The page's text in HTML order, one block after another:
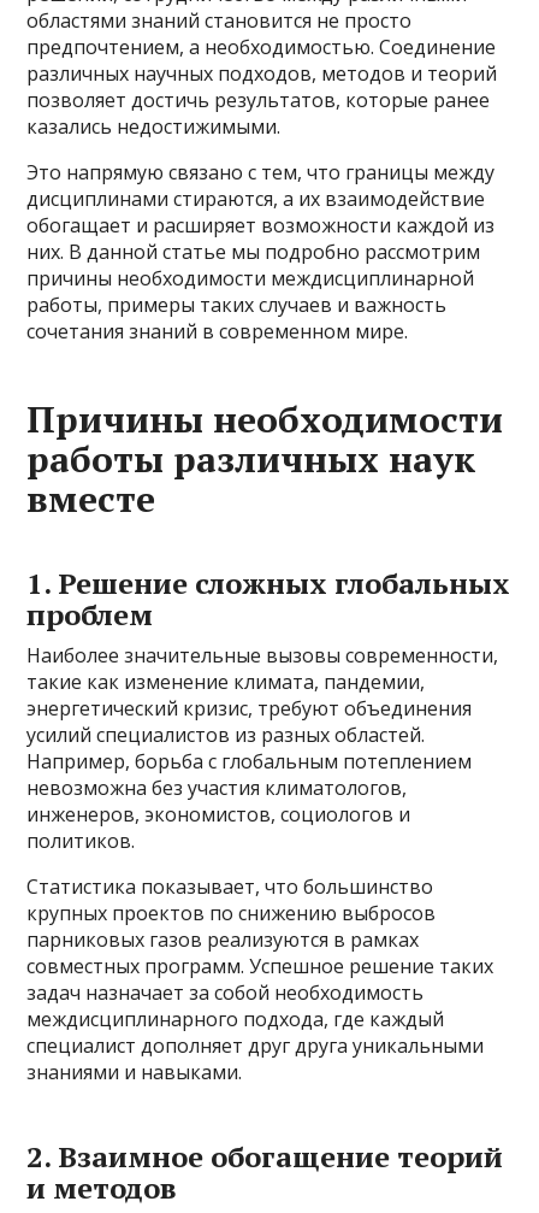
областями знаний становится не просто
предпочтением, а необходимостью. Соединение
различных научных подходов, методов и теорий
позволяет достичь результатов, которые ранее
казались недостижимыми.
Это напрямую связано с тем, что границы между
дисциплинами стираются, а их взаимодействие
обогащает и расширяет возможности каждой из
них. В данной статье мы подробно рассмотрим
причины необходимости междисциплинарной
работы, примеры таких случаев и важность
сочетания знаний в современном мире.
Причины необходимости
работы различных наук
вместе
1. Решение сложных глобальных
проблем
Наиболее значительные вызовы современности,
такие как изменение климата, пандемии,
энергетический кризис, требуют объединения
усилий специалистов из разных областей.
Например, борьба с глобальным потеплением
невозможна без участия климатологов,
инженеров, экономистов, социологов и
политиков.
Статистика показывает, что большинство
крупных проектов по снижению выбросов
парниковых газов реализуются в рамках
совместных программ. Успешное решение таких
задач назначает за собой необходимость
междисциплинарного подхода, где каждый
специалист дополняет друг друга уникальными
знаниями и навыками.
2. Взаимное обогащение теорий
и методов